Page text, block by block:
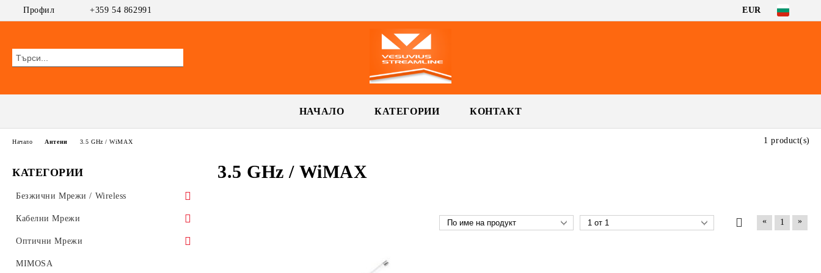
Профил +359 54 862991 EUR
НАЧАЛО КАТЕГОРИИ КОНТАКТ
КАТЕГОРИИ
Безжични Мрежи / Wireless
Безжични Устройства АП/Клиент
MikroTik
Ubiquiti AirMAX
WiFi AP
UniFi Ubiquiti
Безжични Рутери
Кабелни Мрежи
Суичове
ПОЕ Суичове
Оптични Мрежи
GEPON
MIMOSA
Начало Антени 3.5 GHz / WiMAX
3.5 GHz / WiMAX
1 product(s)
« 1 »